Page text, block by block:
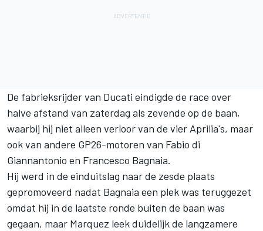
De fabrieksrijder van Ducati eindigde de race over
halve afstand van zaterdag als zevende op de baan,
waarbij hij niet alleen verloor van de vier Aprilia's, maar
ook van andere GP26-motoren van Fabio di
Giannantonio en Francesco Bagnaia.
Hij werd in de einduitslag naar de zesde plaats
gepromoveerd nadat Bagnaia een plek was teruggezet
omdat hij in de laatste ronde buiten de baan was
gegaan, maar Marquez leek duidelijk de langzamere